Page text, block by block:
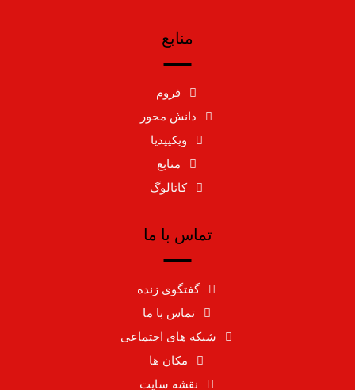
منابع
فروم
دانش محور
ویکیپدیا
منابع
کاتالوگ
تماس با ما
گفتگوی زنده
تماس با ما
شبکه های اجتماعی
مکان ها
نقشه سایت